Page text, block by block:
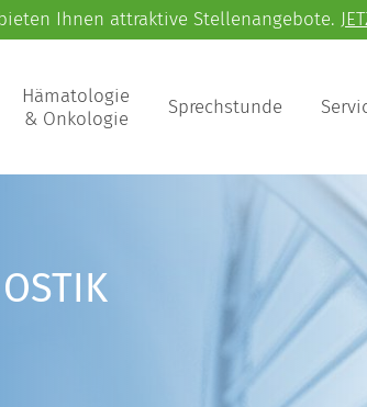
Ihnen attraktive Stellenangebote.
Hämatologie
& Onkologie
Sprechstunde